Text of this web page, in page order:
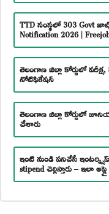
TTD సంస్థలో 303 Govt
Notification 2026 |
తెలంగాణ జిల్లా కోర్టులో
నోటిఫికేషన్
తెలంగాణ జిల్లా కోర్టులో
చేశారు
ఇంటి నుండి పనిచేసే
stipend చెల్లిస్తారు – ఇలా